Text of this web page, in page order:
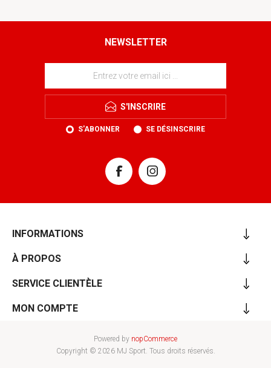
NEWSLETTER
S'INSCRIRE
S'ABONNER SE DÉSINSCRIRE
INFORMATIONS
À PROPOS
SERVICE CLIENTÈLE
MON COMPTE
Powered by nopCommerce
Copyright © 2026 MJ Sport. Tous droits réservés.